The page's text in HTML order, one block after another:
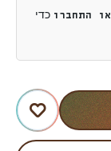
התחברו כדי